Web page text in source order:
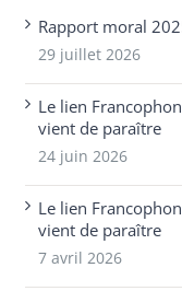
Rapport moral
29 juillet 2026
Le lien
vient de paraître
24 juin 2026
Le lien
vient de paraître
7 avril 2026